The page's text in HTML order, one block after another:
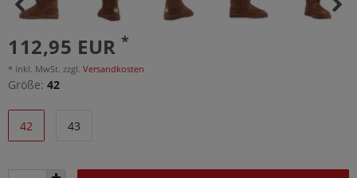
112,95 EUR*
* inkl. MwSt. zzgl. Versandkosten
Größe: 42
42 43